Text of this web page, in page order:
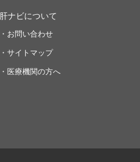
肝ナビについて
・お問い合わせ
・サイトマップ
・医療機関の方へ